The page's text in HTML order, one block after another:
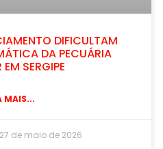
DIFICULTAM
DA PECUÁRIA
SERGIPE
MAIS...
27 de maio de 2026